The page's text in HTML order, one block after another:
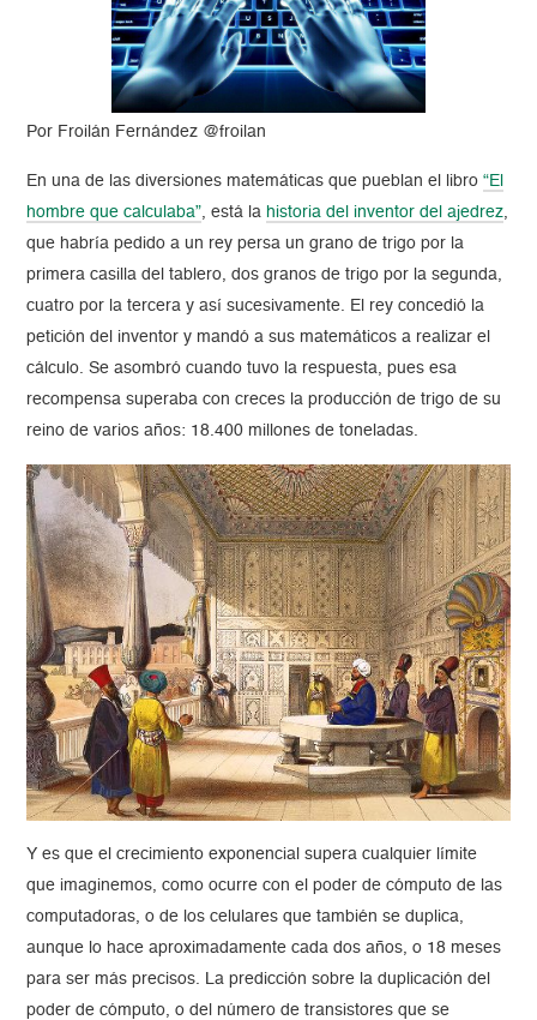
Por Froilán Fernández @froilan
En una de las diversiones matemáticas que pueblan el libro“El
hombre que calculaba”, está la historia del inventor del ajedrez,
que habría pedido a un rey persa un grano de trigo por la
primera casilla del tablero, dos granos de trigo por la segunda,
cuatro por la tercera y así sucesivamente. El rey concedió la
petición del inventor y mandó a sus matemáticos a realizar el
cálculo. Se asombró cuando tuvo la respuesta, pues esa
recompensa superaba con creces la producción de trigo de su
reino de varios años: 18.400 millones de toneladas.
Y es que el crecimiento exponencial supera cualquier límite
que imaginemos, como ocurre con el poder de cómputo de las
computadoras, o de los celulares que también se duplica,
aunque lo hace aproximadamente cada dos años, o 18 meses
para ser más precisos. La predicción sobre la duplicación del
poder de cómputo, o del número de transistores que se